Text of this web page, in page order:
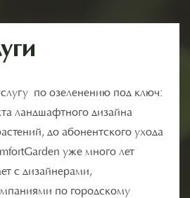
по озеленению под ключ:
ландшафтного дизайна
до абонентского ухода
уже много лет
с дизайнерами,
по городскому